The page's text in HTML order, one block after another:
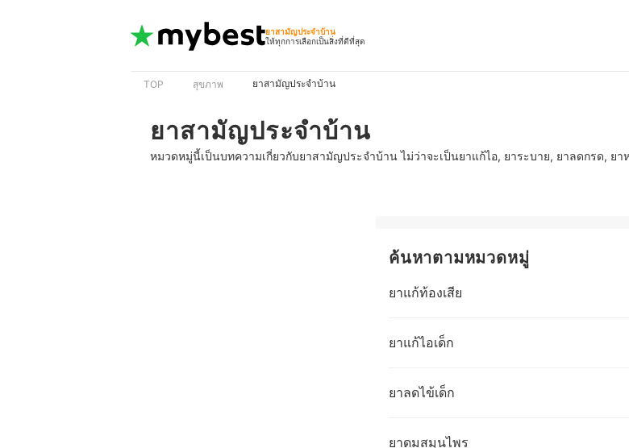
ยาสามัญประจำบ้าน
ให้ทุกการเลือกเป็นสิ่งที่ดีที่สุด
TOP สุขภาพ ยาสามัญประจำบ้าน
ยาสามัญประจำบ้าน
หมวดหมู่นี้เป็นบทความเกี่ยวกับยาสามัญประจำบ้าน ไม่ว่าจะเป็นยาแก้ไอ, ยาระบาย, ยาลดกรด, ยา
ค้นหาตามหมวดหมู่
ยาแก้ท้องเสีย
ยาแก้ไอเด็ก
ยาลดไข้เด็ก
ยาดมสมุนไพร